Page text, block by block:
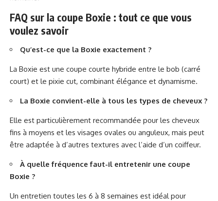
FAQ sur la coupe Boxie : tout ce que vous
voulez savoir
Qu’est-ce que la Boxie exactement ?
La Boxie est une coupe courte hybride entre le bob (carré
court) et le pixie cut, combinant élégance et dynamisme.
La Boxie convient-elle à tous les types de cheveux ?
Elle est particulièrement recommandée pour les cheveux
fins à moyens et les visages ovales ou anguleux, mais peut
être adaptée à d’autres textures avec l’aide d’un coiffeur.
À quelle fréquence faut-il entretenir une coupe
Boxie ?
Un entretien toutes les 6 à 8 semaines est idéal pour